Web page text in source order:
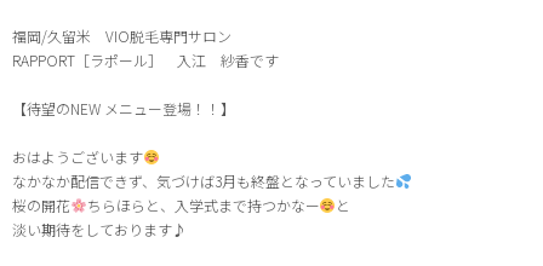
福岡/久留米 VIO脱毛専門サロン
RAPPORT［ラポール］ 入江 紗香です
【待望のNEW メニュー登場！！】
おはようございます
なかなか配信できず、気づけば3月も終盤となっていました
桜の開花
ちらほらと、入学式まで持つかなー
と
淡い期待をしております♪